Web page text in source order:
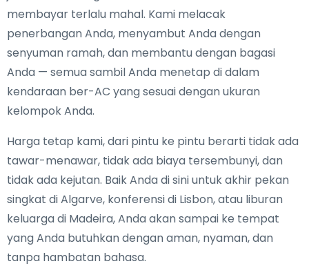
membayar terlalu mahal. Kami melacak
penerbangan Anda, menyambut Anda dengan
senyuman ramah, dan membantu dengan bagasi
Anda — semua sambil Anda menetap di dalam
kendaraan ber-AC yang sesuai dengan ukuran
kelompok Anda.
Harga tetap kami, dari pintu ke pintu berarti tidak ada
tawar-menawar, tidak ada biaya tersembunyi, dan
tidak ada kejutan. Baik Anda di sini untuk akhir pekan
singkat di Algarve, konferensi di Lisbon, atau liburan
keluarga di Madeira, Anda akan sampai ke tempat
yang Anda butuhkan dengan aman, nyaman, dan
tanpa hambatan bahasa.